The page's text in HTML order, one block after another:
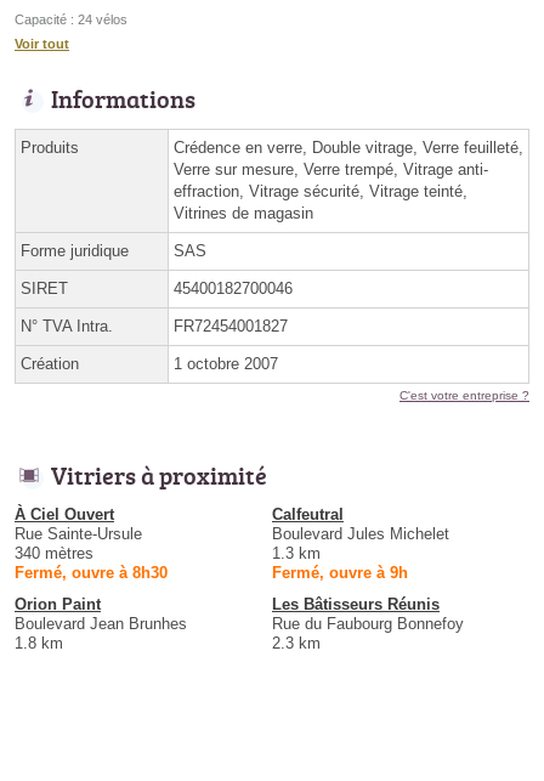
Capacité : 24 vélos
Voir tout
Informations
Produits
Crédence en verre, Double vitrage, Verre feuilleté,
Verre sur mesure, Verre trempé, Vitrage anti-
effraction, Vitrage sécurité, Vitrage teinté,
Vitrines de magasin
Forme juridique SAS
SIRET 45400182700046
N° TVA Intra. FR72454001827
Création 1 octobre 2007
C'est votre entreprise ?
Vitriers à proximité
À Ciel Ouvert
Rue Sainte-Ursule
340 mètres
Fermé, ouvre à 8h30
Calfeutral
Boulevard Jules Michelet
1.3 km
Fermé, ouvre à 9h
Orion Paint
Boulevard Jean Brunhes
1.8 km
Les Bâtisseurs Réunis
Rue du Faubourg Bonnefoy
2.3 km